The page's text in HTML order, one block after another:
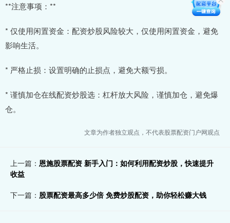
**注意事项：**
* 仅使用闲置资金：配资炒股风险较大，仅使用闲置资金，避免
影响生活。
* 严格止损：设置明确的止损点，避免大额亏损。
* 谨慎加仓在线配资炒股选：杠杆放大风险，谨慎加仓，避免爆
仓。
文章为作者独立观点，不代表股票配资门户网观点
上一篇： 恩施股票配资 新手入门：如何利用配资炒股，快速提升
收益
下一篇： 股票配资最高多少倍 免费炒股配资，助你轻松赚大钱